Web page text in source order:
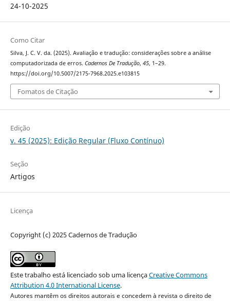
24-10-2025
Como Citar
Silva, J. C. V. da. (2025). Avaliação e tradução: considerações sobre a análise
computadorizada de erros. Cadernos De Tradução, 45, 1–29.
https://doi.org/10.5007/2175-7968.2025.e103815
Fomatos de Citação
Edição
v. 45 (2025): Edição Regular (Fluxo Contínuo)
Seção
Artigos
Licença
Copyright (c) 2025 Cadernos de Tradução
Este trabalho está licenciado sob uma licençaCreative Commons
Attribution 4.0 International License.
Autores mantêm os direitos autorais e concedem à revista o direito de